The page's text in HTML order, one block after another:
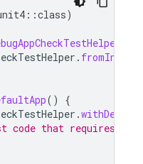
::class)
.
()
{
.
code that requires a